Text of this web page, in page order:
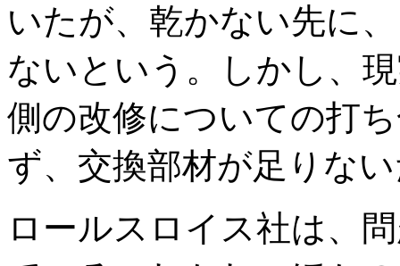
いたが、乾かない先に
ないという。しかし、
側の改修についての打
ず、交換部材が足りな
ロールスロイス社は、